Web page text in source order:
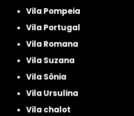
Vila Pompeia
Vila Portugal
Vila Romana
Vila Suzana
Vila Sônia
Vila Ursulina
Vila chalot